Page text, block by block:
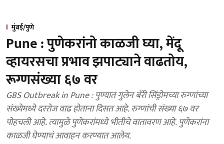
मुंबई/पुणे
Pune : पुणेकरांनो काळजी घ्या, मेंदू
व्हायरसचा प्रभाव झपाट्याने वाढतोय,
रूग्णसंख्या ६७ वर
GBS Outbreak in Pune : पुण्यात गुलेन बॅरी सिंड्रोमच्या रुग्णांच्या
संख्येमध्ये दररोज वाढ होताना दिसत आहे. रुग्णांची संख्या ६७ वर
पोहचली आहे. त्यामुळे पुणेकरांमध्ये भीतीचे वातावरण आहे. पुणेकरांना
काळजी घेण्याचं आवाहन करण्यात आलेय.